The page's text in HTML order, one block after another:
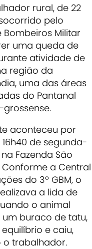
rural, de 22
pelo
Bombeiros Militar
uma queda de
atividade de
região da
uma das áreas
do Pantanal
aconteceu por
de segunda-
Fazenda São
a Central
do 3º GBM, o
a lida de
o animal
um buraco de tatu,
e caiu,
o trabalhador.